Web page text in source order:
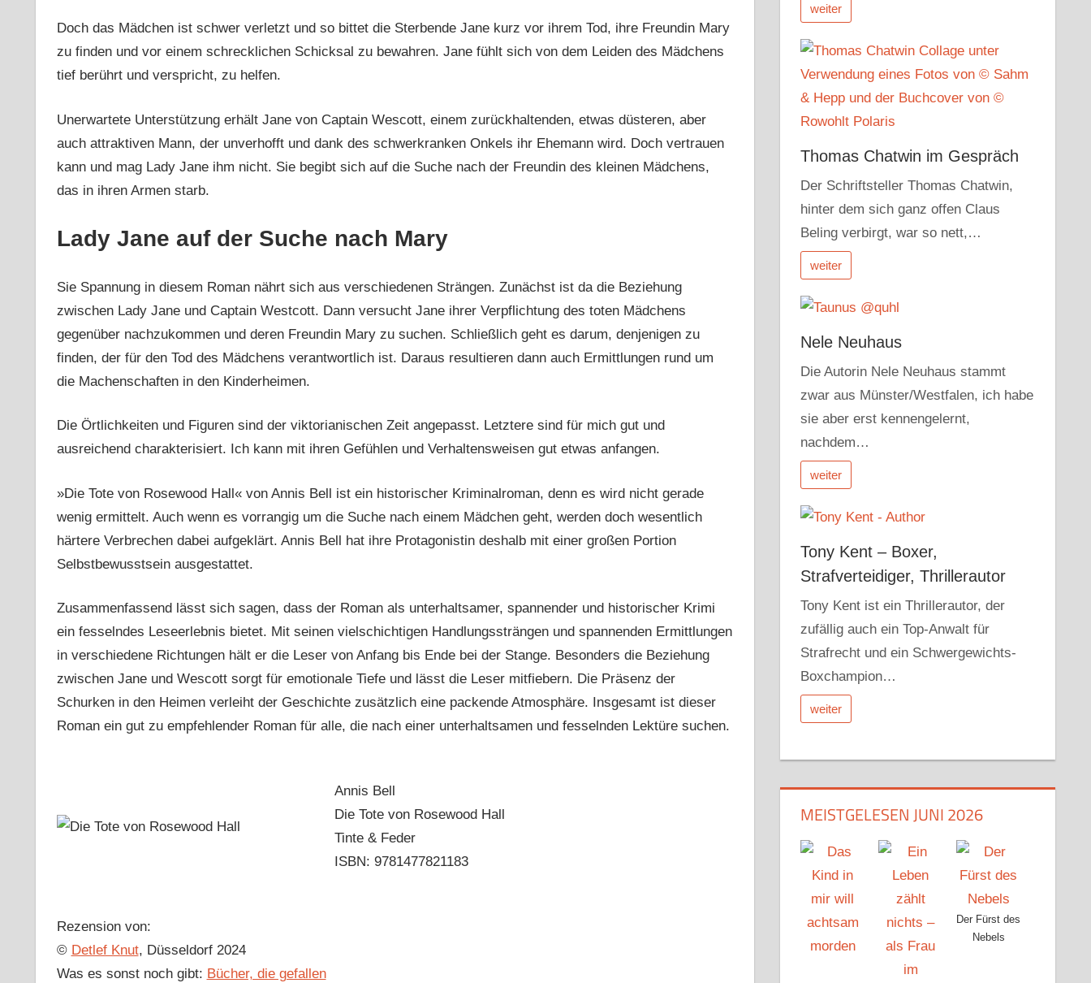
Doch das Mädchen ist schwer verletzt und so bittet die Sterbende Jane kurz vor ihrem Tod, ihre Freundin Mary
zu finden und vor einem schrecklichen Schicksal zu bewahren. Jane fühlt sich von dem Leiden des Mädchens
tief berührt und verspricht, zu helfen.
Unerwartete Unterstützung erhält Jane von Captain Wescott, einem zurückhaltenden, etwas düsteren, aber
auch attraktiven Mann, der unverhofft und dank des schwerkranken Onkels ihr Ehemann wird. Doch vertrauen
kann und mag Lady Jane ihm nicht. Sie begibt sich auf die Suche nach der Freundin des kleinen Mädchens,
das in ihren Armen starb.
Lady Jane auf der Suche nach Mary
Sie Spannung in diesem Roman nährt sich aus verschiedenen Strängen. Zunächst ist da die Beziehung
zwischen Lady Jane und Captain Westcott. Dann versucht Jane ihrer Verpflichtung des toten Mädchens
gegenüber nachzukommen und deren Freundin Mary zu suchen. Schließlich geht es darum, denjenigen zu
finden, der für den Tod des Mädchens verantwortlich ist. Daraus resultieren dann auch Ermittlungen rund um
die Machenschaften in den Kinderheimen.
Die Örtlichkeiten und Figuren sind der viktorianischen Zeit angepasst. Letztere sind für mich gut und
ausreichend charakterisiert. Ich kann mit ihren Gefühlen und Verhaltensweisen gut etwas anfangen.
»Die Tote von Rosewood Hall« von Annis Bell ist ein historischer Kriminalroman, denn es wird nicht gerade
wenig ermittelt. Auch wenn es vorrangig um die Suche nach einem Mädchen geht, werden doch wesentlich
härtere Verbrechen dabei aufgeklärt. Annis Bell hat ihre Protagonistin deshalb mit einer großen Portion
Selbstbewusstsein ausgestattet.
Zusammenfassend lässt sich sagen, dass der Roman als unterhaltsamer, spannender und historischer Krimi
ein fesselndes Leseerlebnis bietet. Mit seinen vielschichtigen Handlungssträngen und spannenden Ermittlungen
in verschiedene Richtungen hält er die Leser von Anfang bis Ende bei der Stange. Besonders die Beziehung
zwischen Jane und Wescott sorgt für emotionale Tiefe und lässt die Leser mitfiebern. Die Präsenz der
Schurken in den Heimen verleiht der Geschichte zusätzlich eine packende Atmosphäre. Insgesamt ist dieser
Roman ein gut zu empfehlender Roman für alle, die nach einer unterhaltsamen und fesselnden Lektüre suchen.
Annis Bell
Die Tote von Rosewood Hall
Tinte & Feder
ISBN: 9781477821183
Rezension von:
© Detlef Knut, Düsseldorf 2024
Was es sonst noch gibt: Bücher, die gefallen
weiter
Thomas Chatwin im Gespräch
Der Schriftsteller Thomas Chatwin,
hinter dem sich ganz offen Claus
Beling verbirgt, war so nett,…
weiter
Nele Neuhaus
Die Autorin Nele Neuhaus stammt
zwar aus Münster/Westfalen, ich habe
sie aber erst kennengelernt,
nachdem…
weiter
Tony Kent – Boxer,
Strafverteidiger, Thrillerautor
Tony Kent ist ein Thrillerautor, der
zufällig auch ein Top-Anwalt für
Strafrecht und ein Schwergewichts-
Boxchampion…
weiter
MEISTGELESEN JUNI 2026
Der Fürst des
Nebels